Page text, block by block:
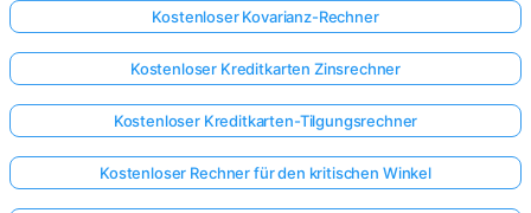
Kostenloser Kovarianz-Rechner
Kostenloser Kreditkarten Zinsrechner
Kostenloser Kreditkarten-Tilgungsrechner
Kostenloser Rechner für den kritischen Winkel